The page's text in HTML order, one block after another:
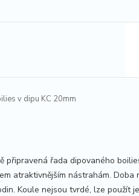
v dipu KC 20mm
připravená řada dipovaného
atraktivnějším nástrahám.
Koule nejsou tvrdé, lze použít